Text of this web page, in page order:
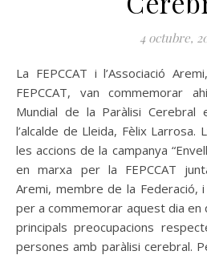
4 octubre,
La FEPCCAT i l’Associació Aremi, entitat membre de la
FEPCCAT, van commemorar
Mundial de la Paràlisi
l’alcalde de Lleida, Fèlix Larrosa.
les accions de la campanya
en marxa per la FEPCCAT
Aremi, membre de la Federació, i
per a commemorar aquest dia en
principals preocupacions
persones amb paràlisi cerebral.